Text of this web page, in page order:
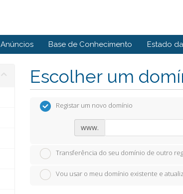
Anúncios Base de Conhecimento Estado
Escolher um
Registar um novo domínio
www.
Transferência do seu domínio de outro
Vou usar o meu domínio existente e